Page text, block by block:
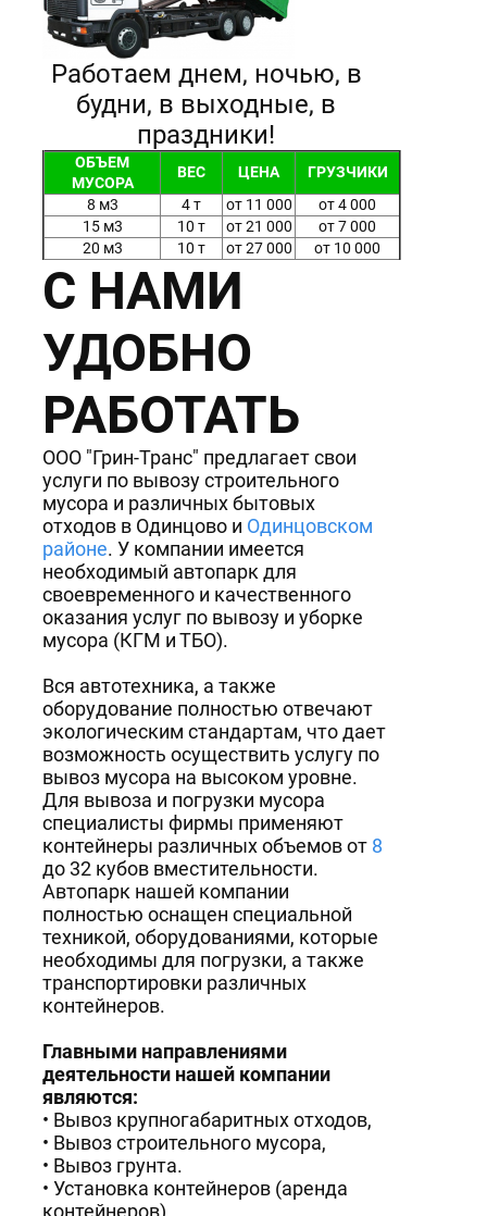
Работаем днем, ночью, в
будни, в выходные, в
праздники!
ОБЪЕМ
МУСОРА
ВЕС ЦЕНА
ГРУЗЧИКИ
8 м3
4 т от 11 000
от 4 000
15 м3
10 т от 21 000
от 7 000
20 м3
10 т от 27 000
от 10 000
27 м3
15 т от 31 000
32 м3
15 т от 35 000
Экскаватор
JSB 4CX
от 2000
С НАМИ
УДОБНО
РАБОТАТЬ
ООО "Грин-Транс" предлагает свои
услуги по вывозу строительного
мусора и различных бытовых
отходов в Одинцово и Одинцовском
районе. У компании имеется
необходимый автопарк для
своевременного и качественного
оказания услуг по вывозу и уборке
мусора (КГМ и ТБО).
Вся автотехника, а также
оборудование полностью отвечают
экологическим стандартам, что дает
возможность осуществить услугу по
вывоз мусора на высоком уровне.
Для вывоза и погрузки мусора
специалисты фирмы применяют
контейнеры различных объемов от 8
до 32 кубов вместительности.
Автопарк нашей компании
полностью оснащен специальной
техникой, оборудованиями, которые
необходимы для погрузки, а также
транспортировки различных
контейнеров.
Главными направлениями
деятельности нашей компании
являются:
Вывоз крупногабаритных отходов,
Вывоз строительного мусора,
Вывоз грунта.
Установка контейнеров (аренда
контейнеров)